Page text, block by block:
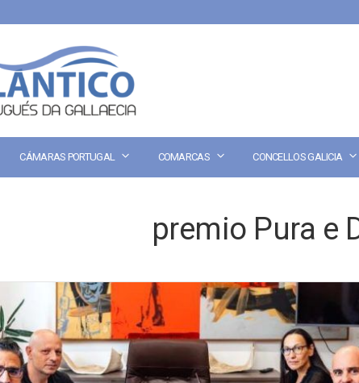
CÁMARAS PORTUGAL COMARCAS CONCELLOS GALICIA
premio Pura e